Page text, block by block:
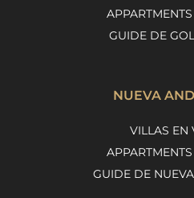
GUIDE DE
NUEVA
VILLAS EN
GUIDE DE